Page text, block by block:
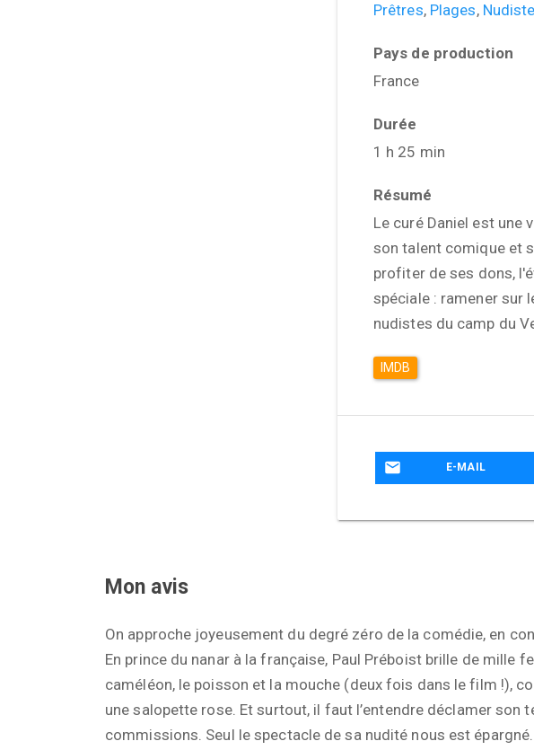
Prêtres, Plages,
Pays de production
France
Durée
1 h 25 min
Résumé
Le curé Daniel est une
son talent comique et
profiter de ses dons,
spéciale : ramener sur
nudistes du camp du
IMDB
E-MAIL
Mon avis
On approche joyeusement du degré zéro de la comédie, en
En prince du nanar à la française, Paul Préboist brille de mille
caméléon, le poisson et la mouche (deux fois dans le film !),
une salopette rose. Et surtout, il faut l’entendre déclamer son
commissions. Seul le spectacle de sa nudité nous est